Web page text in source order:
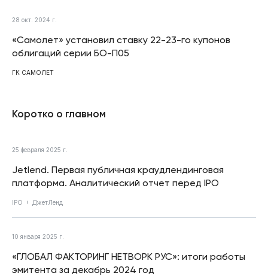
28 окт. 2024 г.
«Самолет» установил ставку 22-23-го купонов
облигаций серии БО-П05
ГК САМОЛЕТ
Коротко о главном
25 февраля 2025 г.
Jetlend. Первая публичная краудлендинговая
платформа. Аналитический отчет перед IPO
IPO ДжетЛенд
10 января 2025 г.
«ГЛОБАЛ ФАКТОРИНГ НЕТВОРК РУС»: итоги работы
эмитента за декабрь 2024 год